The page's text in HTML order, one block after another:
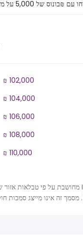
₪ 102,000
₪ 104,000
₪ 106,000
₪ 108,000
₪ 110,000